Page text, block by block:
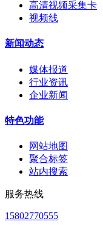
高清视频采集卡
视频线
新闻动态
媒体报道
行业资讯
企业新闻
特色功能
网站地图
聚合标签
站内搜索
服务热线
15802770555